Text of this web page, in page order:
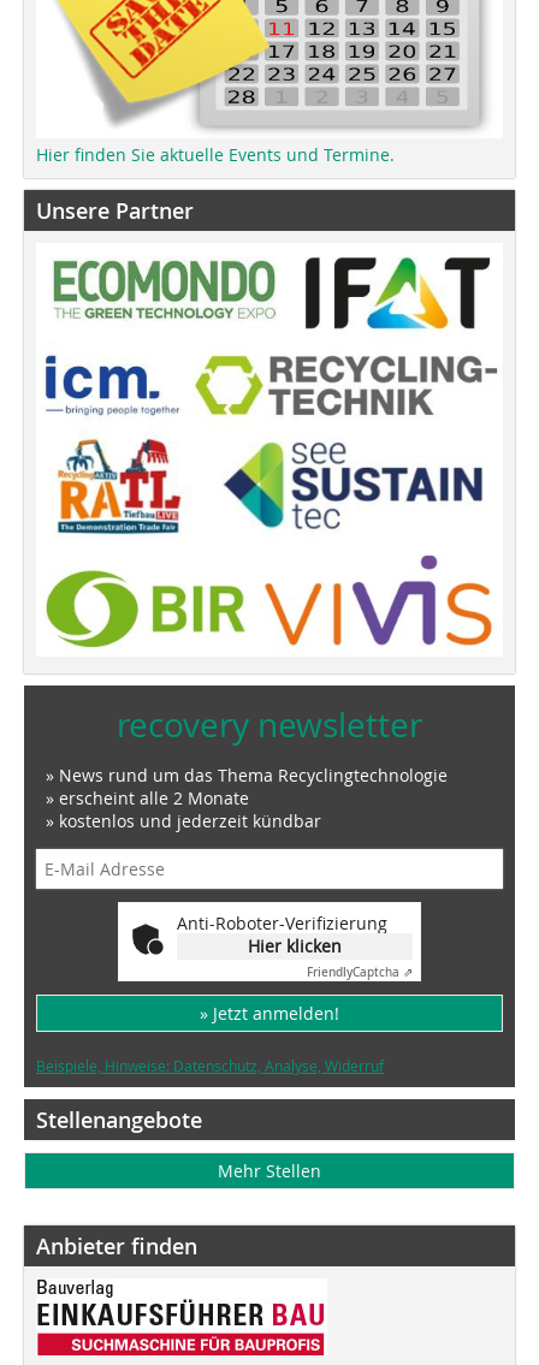
Hier finden Sie aktuelle Events und Termine.
Unsere Partner
recovery newsletter
» News rund um das Thema Recyclingtechnologie
» erscheint alle 2 Monate
» kostenlos und jederzeit kündbar
Anti-Roboter-Verifizierung
Hier klicken
FriendlyCaptcha ⇗
» Jetzt anmelden!
Beispiele, Hinweise: Datenschutz, Analyse, Widerruf
Stellenangebote
Mehr Stellen
Anbieter finden